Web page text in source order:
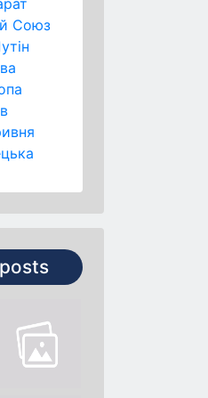
Союз